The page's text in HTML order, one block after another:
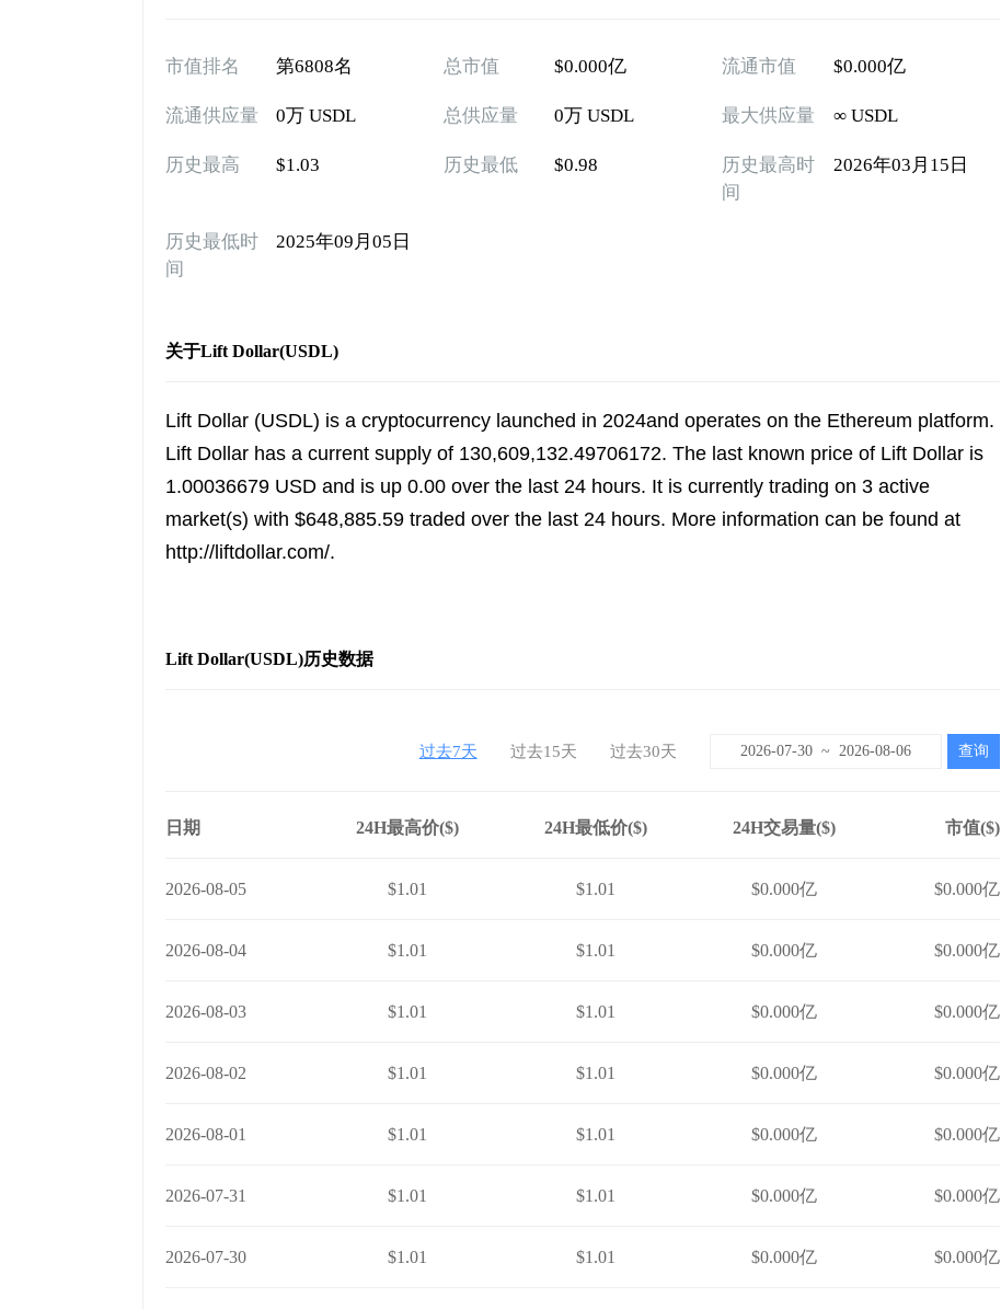
市值排名 第6808名 总市值 $0.000亿 流通市值 $0.000亿
流通供应量 0万 USDL 总供应量 0万 USDL 最大供应量 ∞ USDL
历史最高 $1.03 历史最低 $0.98
历史最高时
间
2026年03月15日
历史最低时
间
2025年09月05日
关于Lift Dollar(USDL)
Lift Dollar (USDL) is a cryptocurrency launched in 2024and operates on the Ethereum platform.
Lift Dollar has a current supply of 130,609,132.49706172. The last known price of Lift Dollar is
1.00036679 USD and is up 0.00 over the last 24 hours. It is currently trading on 3 active
market(s) with $648,885.59 traded over the last 24 hours. More information can be found at
http://liftdollar.com/.
Lift Dollar(USDL)历史数据
~
过去30天
过去15天
过去7天
日期 24H最高价($) 24H最低价($) 24H交易量($) 市值($)
2026-08-05 $1.01 $1.01 $0.000亿 $0.000亿
2026-08-04 $1.01 $1.01 $0.000亿 $0.000亿
2026-08-03 $1.01 $1.01 $0.000亿 $0.000亿
2026-08-02 $1.01 $1.01 $0.000亿 $0.000亿
2026-08-01 $1.01 $1.01 $0.000亿 $0.000亿
2026-07-31 $1.01 $1.01 $0.000亿 $0.000亿
2026-07-30 $1.01 $1.01 $0.000亿 $0.000亿